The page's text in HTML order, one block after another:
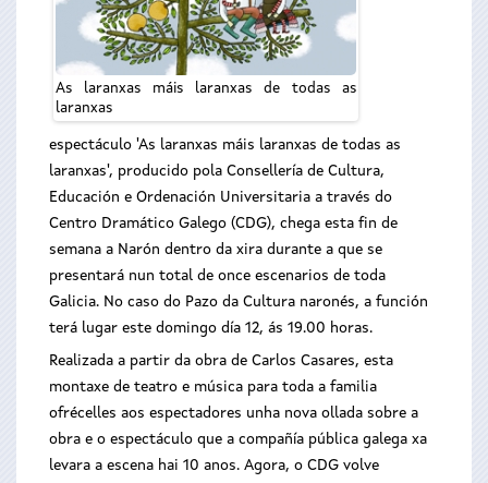
As laranxas máis laranxas de todas as
laranxas
espectáculo 'As laranxas máis laranxas de todas as
laranxas', producido pola Consellería de Cultura,
Educación e Ordenación Universitaria a través do
Centro Dramático Galego (CDG), chega esta fin de
semana a Narón dentro da xira durante a que se
presentará nun total de once escenarios de toda
Galicia. No caso do Pazo da Cultura naronés, a función
terá lugar este domingo día 12, ás 19.00 horas.
Realizada a partir da obra de Carlos Casares, esta
montaxe de teatro e música para toda a familia
ofrécelles aos espectadores unha nova ollada sobre a
obra e o espectáculo que a compañía pública galega xa
levara a escena hai 10 anos. Agora, o CDG volve